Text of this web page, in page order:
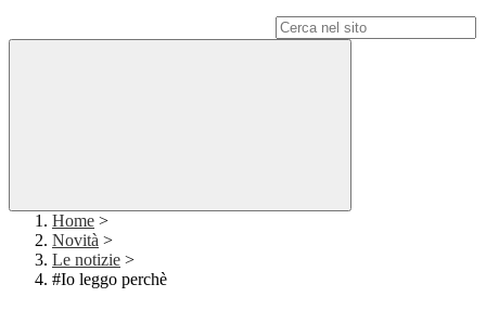
Home >
Novità >
Le notizie >
#Io leggo perchè